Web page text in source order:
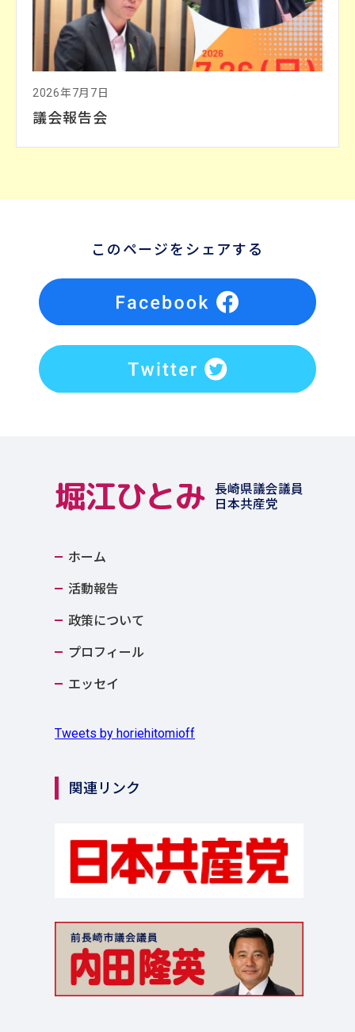
2026年7月7日
議会報告会
このページをシェアする
堀江ひとみ
長崎県議会議員
日本共産党
ホーム
活動報告
政策について
プロフィール
エッセイ
Tweets by horiehitomioff
関連リンク